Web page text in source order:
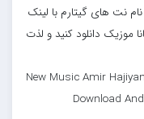
نت های گیتارم با لینک
موزیک دانلود کنید و لذت
New Music Amir
Download